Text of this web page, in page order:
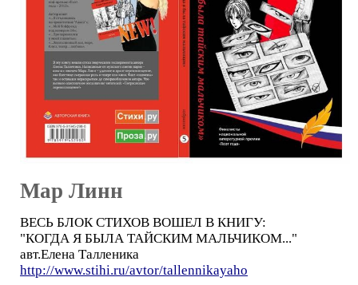
Мар Линн
ВЕСЬ БЛОК СТИХОВ ВОШЕЛ В КНИГУ:
"КОГДА Я БЫЛА ТАЙСКИМ МАЛЬЧИКОМ..."
авт.Елена Талленика
http://www.stihi.ru/avtor/tallennikayaho